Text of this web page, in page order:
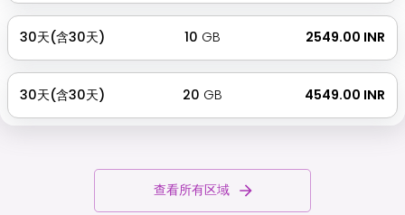
30天(含30天) 10 GB ₹ 2549.00 INR
30天(含30天) 20 GB ₹ 4549.00 INR
查看所有区域